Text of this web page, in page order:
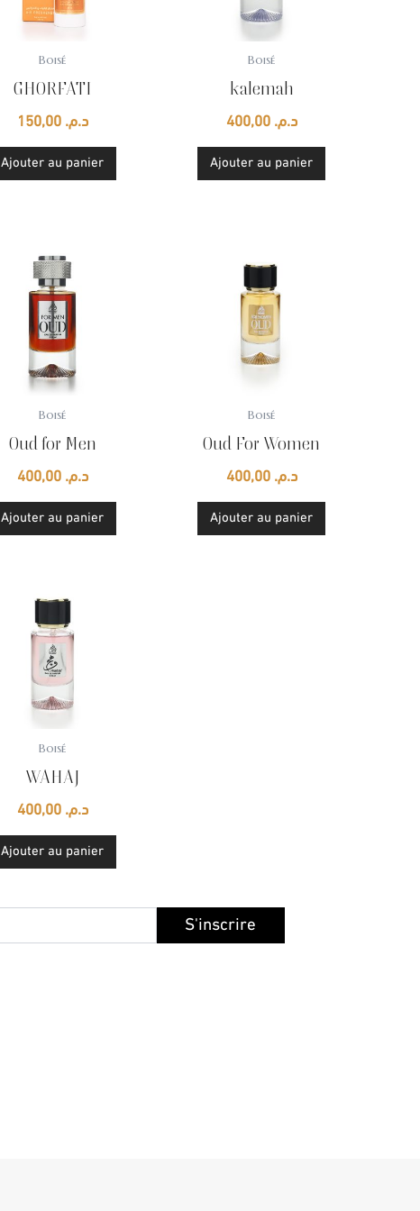
Boisé
GHORFATI
د.م. 150,00
Ajouter au panier
Boisé
kalemah
د.م. 400,00
Ajouter au panier
Boisé
Oud for Men
د.م. 400,00
Ajouter au panier
Boisé
Oud For Women
د.م. 400,00
Ajouter au panier
Boisé
WAHAJ
د.م. 400,00
Ajouter au panier
S'inscrire